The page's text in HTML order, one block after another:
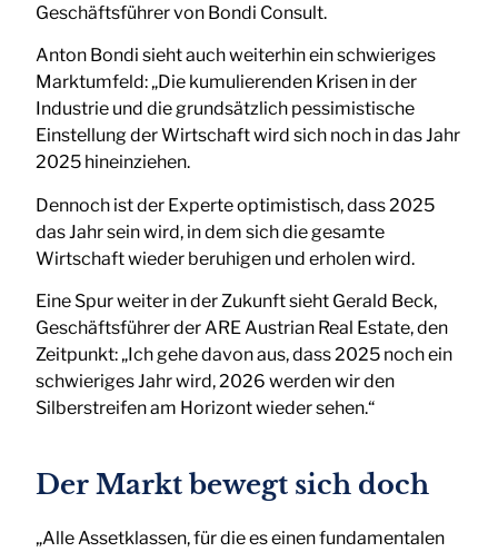
Geschäftsführer von Bondi Consult.
Anton Bondi sieht auch weiterhin ein schwieriges
Marktumfeld: „Die kumulierenden Krisen in der
Industrie und die grundsätzlich pessimistische
Einstellung der Wirtschaft wird sich noch in das Jahr
2025 hineinziehen.
Dennoch ist der Experte optimistisch, dass 2025
das Jahr sein wird, in dem sich die gesamte
Wirtschaft wieder beruhigen und erholen wird.
Eine Spur weiter in der Zukunft sieht Gerald Beck,
Geschäftsführer der ARE Austrian Real Estate, den
Zeitpunkt: „Ich gehe davon aus, dass 2025 noch ein
schwieriges Jahr wird, 2026 werden wir den
Silberstreifen am Horizont wieder sehen.“
Der Markt bewegt sich doch
„Alle Assetklassen, für die es einen fundamentalen